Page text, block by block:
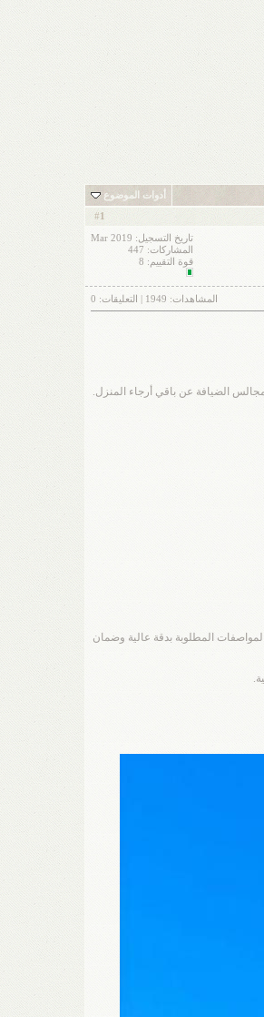
أدوات الموضوع
1
تاريخ التسجيل: Mar 2019
المشاركات: 447
قوة التقييم: 8
المشاهدات: 1949 | التعليقات: 0
الضيافة عن باقي أرجاء المنزل.
المطلوبة بدقة عالية وضمان